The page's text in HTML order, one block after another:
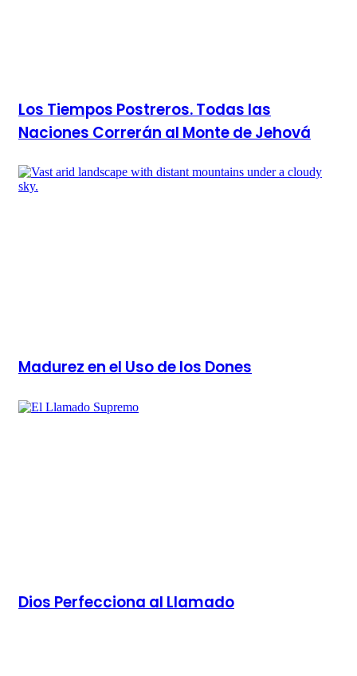
Los Tiempos Postreros. Todas las
Naciones Correrán al Monte de Jehová
Madurez en el Uso de los Dones
Dios Perfecciona al Llamado